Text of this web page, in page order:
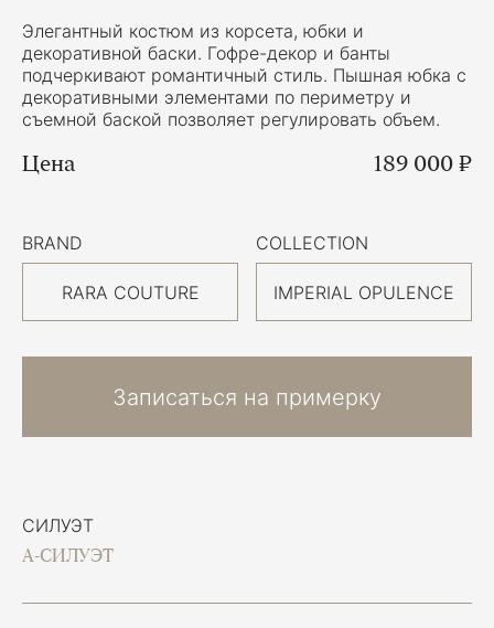
СИЛУЭТ
А-СИЛУЭТ
Элегантный костюм из корсета, юбки и
декоративной баски. Гофре-декор и банты
подчеркивают романтичный стиль. Пышная юбка с
декоративными элементами по периметру и
съемной баской позволяет регулировать объем.
Цена 189 000 ₽
BRAND
RARA COUTURE
COLLECTION
IMPERIAL OPULENCE
Записаться на примерку